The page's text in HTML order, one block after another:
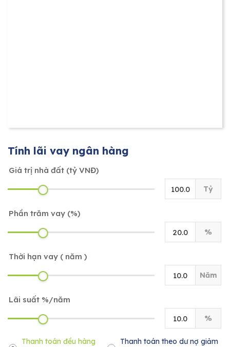
Tính lãi vay ngân hàng
Giá trị nhà đất (tỷ VNĐ)
Tỷ
Phần trăm vay (%)
%
Thời hạn vay ( năm )
Năm
Lãi suất %/năm
%
Thanh toán đều hàng
Thanh toán theo dư nợ giảm